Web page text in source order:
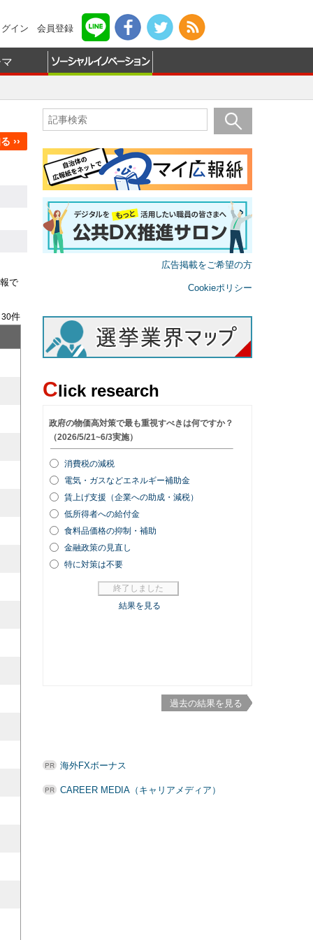
イン 会員登録
››
で
30件
広告掲載をご希望の方
Cookieポリシー
Click research
過去の結果を見る
海外FXボーナス
CAREER MEDIA（キャリアメディア）